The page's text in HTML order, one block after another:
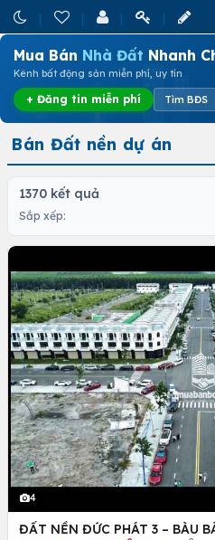
Mua Bán Nhà Đất Nhanh
Kênh bất động sản miễn phí, uy tín
+ Đăng tin miễn phí Tìm BĐS
Bán Đất nền dự án
1370 kết quả
Sắp xếp:
4
ĐẤT NỀN ĐỨC PHÁT 3 – BÀU